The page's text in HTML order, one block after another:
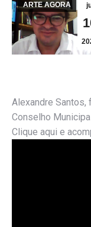
ARTE AGORA
Alexandre Santos,
Conselho
Clique aqui e